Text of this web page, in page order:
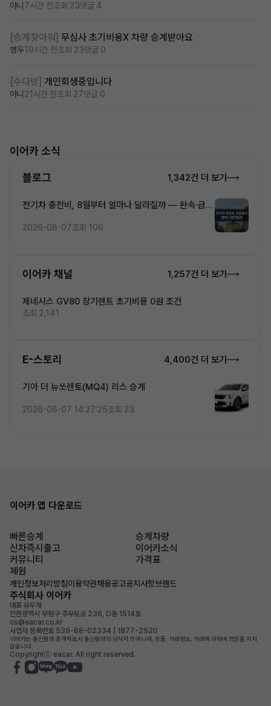
야니 7시간 전조회 23댓글 4
[승계찾아줘] 무심사 초기비용X 차량 승계받아요
영우19시간 전조회 23댓글 0
[수다방] 개인회생중입니다
야니 21시간 전조회 27댓글 0
이어카 소식
블로그 1,342건 더 보기
전기차 충전비, 8월부터 얼마나 달라질까 — 완속·급속
2026-08-07조회 106
이어카 채널 1,257건 더 보기
제네시스 GV80 장기렌트 초기비용 0원 조건
조회 2,141
E-스토리 4,400건 더 보기
기아 더 뉴쏘렌토(MQ4) 리스 승계
2026-08-07 14:27:25조회 23
이어카 앱 다운로드
빠른승계
승계차량
신차즉시출고
이어카소식
커뮤니티
가격표
제원
개인정보처리방침이용약관채용공고공지사항브랜드
주식회사 이어카
대표 유우재
인천광역시 부평구 주부토로 236, D동 1514호
cs@eacar.co.kr
사업자 등록번호 539-88-02334 | 1877-2520
이어카는 통신판매 중개자로서 통신판매의 당사자가 아니며, 상품, 거래정보, 거래에 대하여 책임을 지지
않습니다.
Copyrightⓒ eacar. All right reserved.